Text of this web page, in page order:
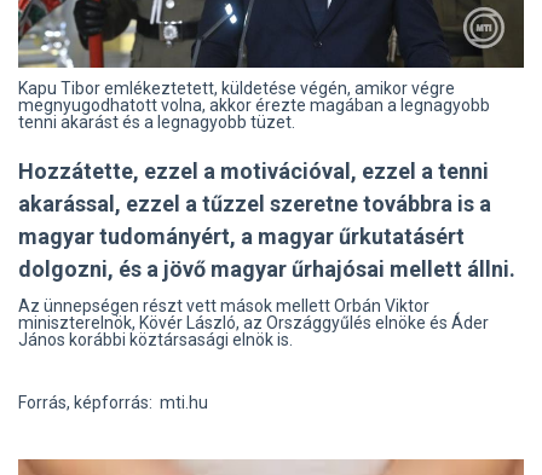
Kapu Tibor emlékeztetett, küldetése végén, amikor végre
megnyugodhatott volna, akkor érezte magában a legnagyobb
tenni akarást és a legnagyobb tüzet.
Hozzátette, ezzel a motivációval, ezzel a tenni
akarással, ezzel a tűzzel szeretne továbbra is a
magyar tudományért, a magyar űrkutatásért
dolgozni, és a jövő magyar űrhajósai mellett állni.
Az ünnepségen részt vett mások mellett Orbán Viktor
miniszterelnök, Kövér László, az Országgyűlés elnöke és Áder
János korábbi köztársasági elnök is.
Forrás, képforrás: mti.hu